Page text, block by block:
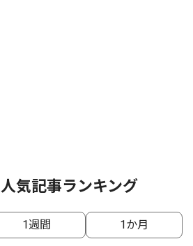
気記事ランキング
1週間 1か月